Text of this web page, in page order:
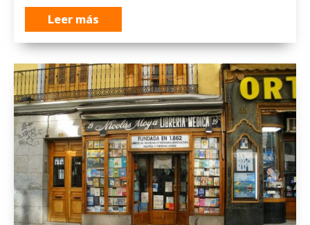
Leer más